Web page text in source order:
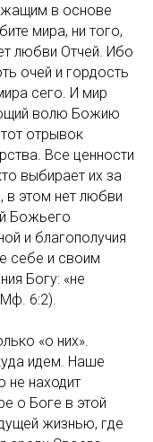
в основе
мира, ни того,
любви Отчей. Ибо
очей и гордость
сего. И мир
волю Божию
отрывок
Все ценности
выбирает их за
в этом нет любви
Божьего
и благополучия
себе и своим
Богу: «не
6:2).
«о них».
идем. Наше
не находит
о Боге в этой
жизнью, где